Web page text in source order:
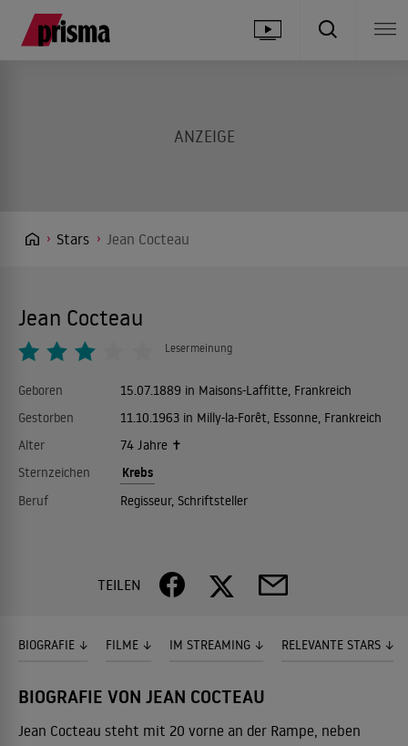
Stars Jean Cocteau
Jean Cocteau
Lesermeinung
Geboren
15.07.1889 in Maisons-Laffitte, Frankreich
Gestorben
11.10.1963 in Milly-la-Forêt, Essonne, Frankreich
Alter
74 Jahre ✝
Sternzeichen
Krebs
Beruf Regisseur, Schriftsteller
TEILEN
BIOGRAFIE FILME IM STREAMING RELEVANTE STARS
BIOGRAFIE VON JEAN COCTEAU
Jean Cocteau steht mit 20 vorne an der Rampe, neben